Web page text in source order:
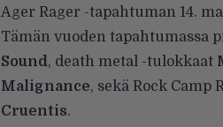
Ager Rager -tapahtuman 14.
Tämän vuoden tapahtumassa
Sound, death metal -tulokkaat
Malignance, sekä Rock
Cruentis.